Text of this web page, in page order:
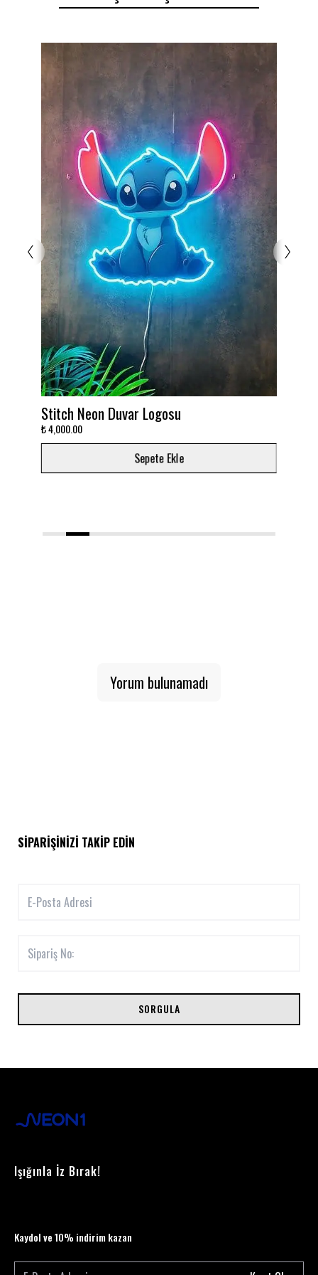
kullanım sunar. Bu tabela, müşterilerinizi
etkilemek için harika bir fırsattır!
Neon Duvar Logosu
1 2 3 4 5 6 7 8 9 10
Yorum bulunamadı
SIPARIŞINIZI TAKIP EDIN
SORGULA
Işığınla İz Bırak!
Kaydol ve 10% indirim kazan